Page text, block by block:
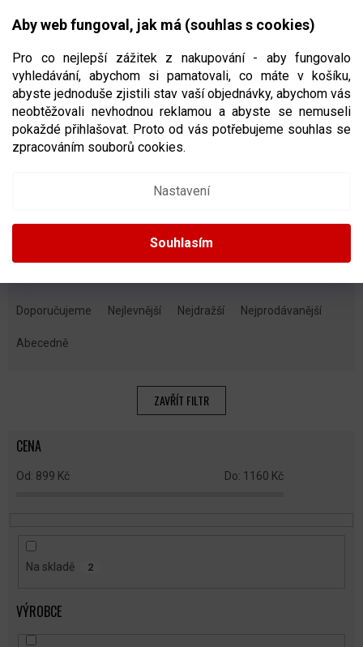
Aby web fungoval, jak má (souhlas s cookies)
Pro co nejlepší zážitek z nakupování - aby fungovalo
vyhledávání, abychom si pamatovali, co máte v košíku,
abyste jednoduše zjistili stav vaší objednávky, abychom vás
neobtěžovali nevhodnou reklamou a abyste se nemuseli
pokaždé přihlašovat. Proto od vás potřebujeme souhlas se
zpracováním souborů cookies.
Nastavení
Souhlasím
CZK
NÁKUPNÍ
HOKEJOVÉ CHRÁNIČE RAMEN
Ř
Doporučujeme Nejlevnější Nejdražší Nejprodávanější
Abecedně
ZAVŘÍT FILTR
CENA
899 Kč 1160 Kč
Na skladě 2
VÝROBCE